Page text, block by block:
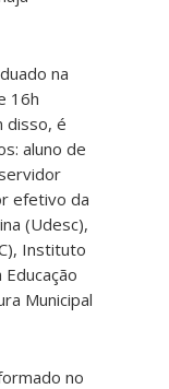
na
16h
disso, é
aluno de
efetivo da
(Udesc),
Instituto
Municipal
no